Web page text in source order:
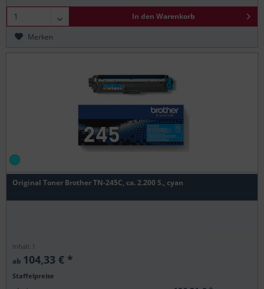
In den Warenkorb
Merken
Original Toner Brother TN-245C, ca. 2.200 S., cyan
Inhalt 1
ab 104,33 € *
Staffelpreise